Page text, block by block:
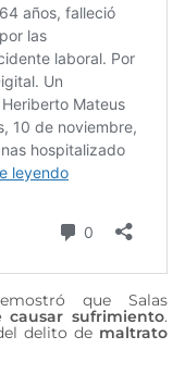
que Salas
causar sufrimiento.
delito de maltrato